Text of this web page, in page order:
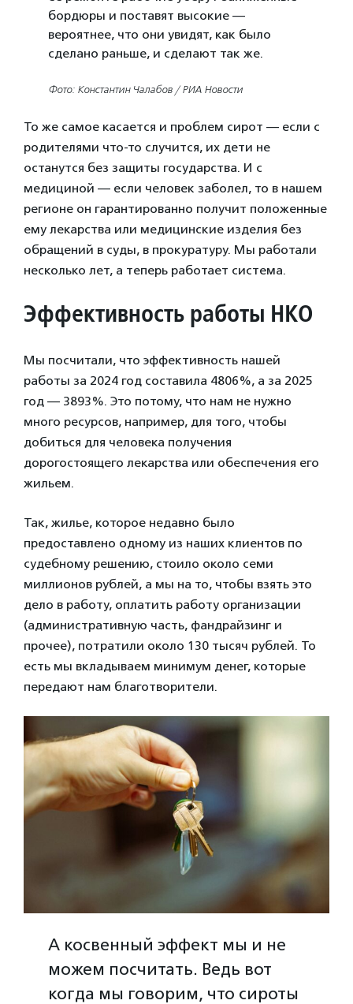
бордюры и поставят высокие —
вероятнее, что они увидят, как было
сделано раньше, и сделают так же.
Фото: Константин Чалабов / РИА Новости
То же самое касается и проблем сирот — если с
родителями что-то случится, их дети не
останутся без защиты государства. И с
медициной — если человек заболел, то в нашем
регионе он гарантированно получит положенные
ему лекарства или медицинские изделия без
обращений в суды, в прокуратуру. Мы работали
несколько лет, а теперь работает система.
Эффективность работы НКО
Мы посчитали, что эффективность нашей
работы за 2024 год составила 4806%, а за 2025
год — 3893%. Это потому, что нам не нужно
много ресурсов, например, для того, чтобы
добиться для человека получения
дорогостоящего лекарства или обеспечения его
жильем.
Так, жилье, которое недавно было
предоставлено одному из наших клиентов по
судебному решению, стоило около семи
миллионов рублей, а мы на то, чтобы взять это
дело в работу, оплатить работу организации
(административную часть, фандрайзинг и
прочее), потратили около 130 тысяч рублей. То
есть мы вкладываем минимум денег, которые
передают нам благотворители.
А косвенный эффект мы и не
можем посчитать. Ведь вот
когда мы говорим, что сироты